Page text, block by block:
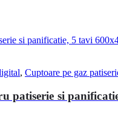
, Cuptoare pe gaz
patiserie si